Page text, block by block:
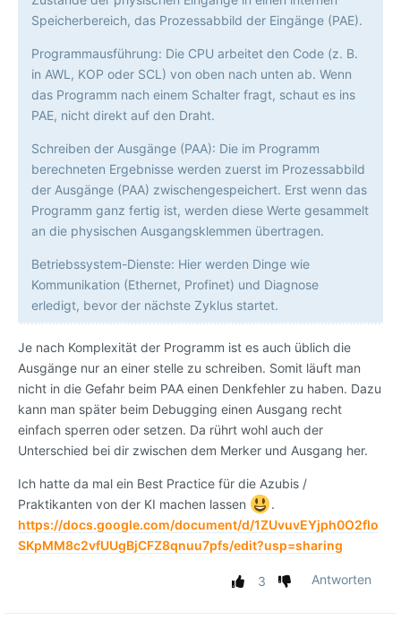
Speicherbereich, das Prozessabbild der Eingänge (PAE).
Programmausführung: Die CPU arbeitet den Code (z. B.
in AWL, KOP oder SCL) von oben nach unten ab. Wenn
das Programm nach einem Schalter fragt, schaut es ins
PAE, nicht direkt auf den Draht.
Schreiben der Ausgänge (PAA): Die im Programm
berechneten Ergebnisse werden zuerst im Prozessabbild
der Ausgänge (PAA) zwischengespeichert. Erst wenn das
Programm ganz fertig ist, werden diese Werte gesammelt
an die physischen Ausgangsklemmen übertragen.
Betriebssystem-Dienste: Hier werden Dinge wie
Kommunikation (Ethernet, Profinet) und Diagnose
erledigt, bevor der nächste Zyklus startet.
Je nach Komplexität der Programm ist es auch üblich die
Ausgänge nur an einer stelle zu schreiben. Somit läuft man
nicht in die Gefahr beim PAA einen Denkfehler zu haben. Dazu
kann man später beim Debugging einen Ausgang recht
einfach sperren oder setzen. Da rührt wohl auch der
Unterschied bei dir zwischen dem Merker und Ausgang her.
Ich hatte da mal ein Best Practice für die Azubis /
Praktikanten von der KI machen lassen
.
https://docs.google.com/document/d/1ZUvuvEYjph0O2flo
SKpMM8c2vfUUgBjCFZ8qnuu7pfs/edit?usp=sharing
3 Antworten